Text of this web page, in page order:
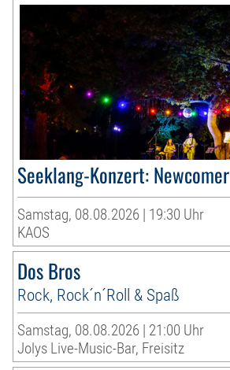
Seeklang-Konzert: Newcomer
Samstag, 08.08.2026 | 19:30 Uhr
KAOS
Dos Bros
Rock, Rock´n´Roll & Spaß
Samstag, 08.08.2026 | 21:00 Uhr
Jolys Live-Music-Bar, Freisitz